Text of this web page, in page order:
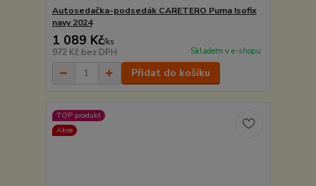
Autosedačka-podsedák CARETERO Puma Isofix
navy 2024
1 089 Kč/ks
972 Kč bez DPH Skladem v e-shopu
Přidat do košíku
TOP produkt
Akce